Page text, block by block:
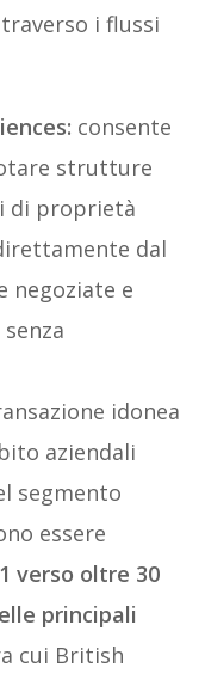
i flussi
consente
strutture
di proprietà
dal
negoziate e
idonea
aziendali
segmento
essere
verso oltre 30
principali
cui British